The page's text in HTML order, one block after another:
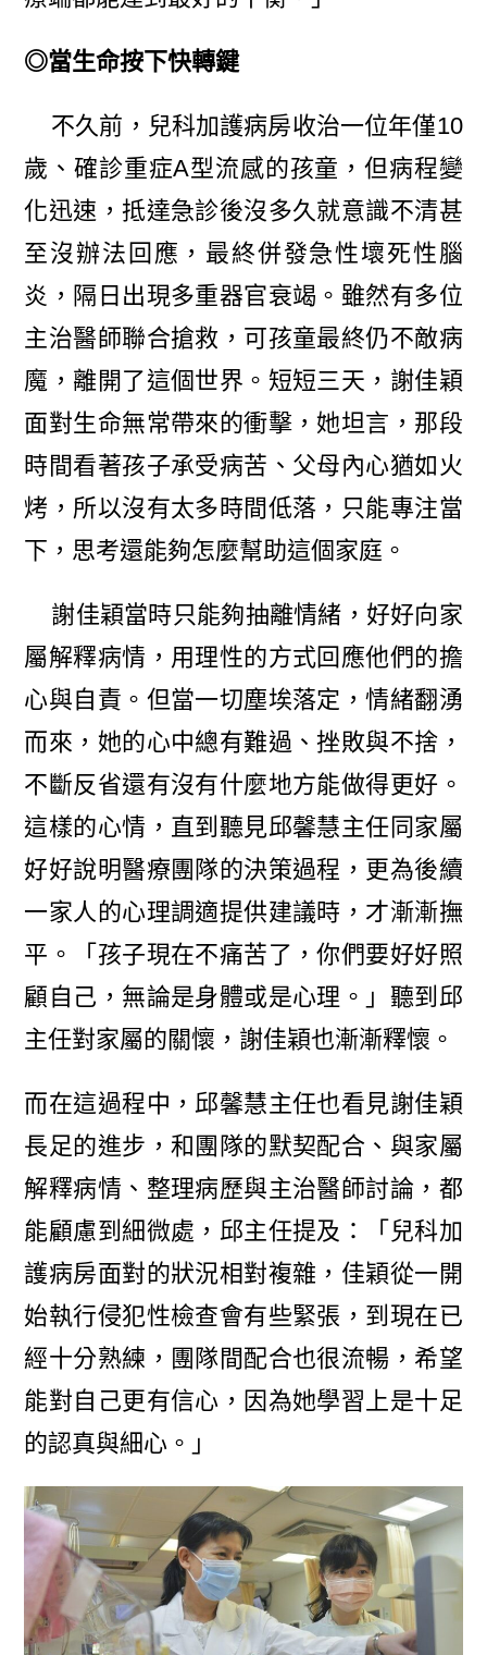
◎當生命按下快轉鍵
不久前，兒科加護病房收治一位年僅10
歲、確診重症A型流感的孩童，但病程變
化迅速，抵達急診後沒多久就意識不清甚
至沒辦法回應，最終併發急性壞死性腦
炎，隔日出現多重器官衰竭。雖然有多位
主治醫師聯合搶救，可孩童最終仍不敵病
魔，離開了這個世界。短短三天，謝佳穎
面對生命無常帶來的衝擊，她坦言，那段
時間看著孩子承受病苦、父母內心猶如火
烤，所以沒有太多時間低落，只能專注當
下，思考還能夠怎麼幫助這個家庭。
謝佳穎當時只能夠抽離情緒，好好向家
屬解釋病情，用理性的方式回應他們的擔
心與自責。但當一切塵埃落定，情緒翻湧
而來，她的心中總有難過、挫敗與不捨，
不斷反省還有沒有什麼地方能做得更好。
這樣的心情，直到聽見邱馨慧主任同家屬
好好說明醫療團隊的決策過程，更為後續
一家人的心理調適提供建議時，才漸漸撫
平。「孩子現在不痛苦了，你們要好好照
顧自己，無論是身體或是心理。」聽到邱
主任對家屬的關懷，謝佳穎也漸漸釋懷。
而在這過程中，邱馨慧主任也看見謝佳穎
長足的進步，和團隊的默契配合、與家屬
解釋病情、整理病歷與主治醫師討論，都
能顧慮到細微處，邱主任提及：「兒科加
護病房面對的狀況相對複雜，佳穎從一開
始執行侵犯性檢查會有些緊張，到現在已
經十分熟練，團隊間配合也很流暢，希望
能對自己更有信心，因為她學習上是十足
的認真與細心。」